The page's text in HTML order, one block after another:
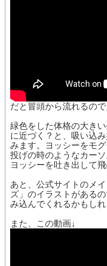
だと冒頭から流れるので
緑色をした体格の大き
に近づく？と、吸い込
みます。ヨッシーをモ
投げの時のようなカー
ヨッシーを吐き出して
あと、公式サイトのメ
ズ」のイラストがある
み込んでくれるかもしれ
また、この動画↓